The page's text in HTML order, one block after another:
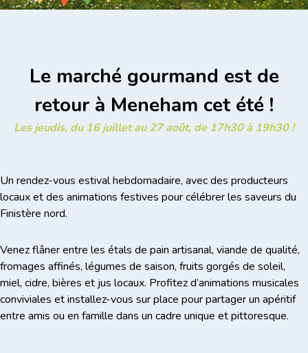
Le marché gourmand est de
retour à Meneham cet été !
Les jeudis, du 16 juillet au 27 août, de 17h30 à 19h30 !
Un rendez-vous estival hebdomadaire, avec des producteurs
locaux et des animations festives pour célébrer les saveurs du
Finistère nord.
Venez flâner entre les étals de pain artisanal, viande de qualité,
fromages affinés, légumes de saison, fruits gorgés de soleil,
miel, cidre, bières et jus locaux. Profitez d’animations musicales
conviviales et installez-vous sur place pour partager un apéritif
entre amis ou en famille dans un cadre unique et pittoresque.